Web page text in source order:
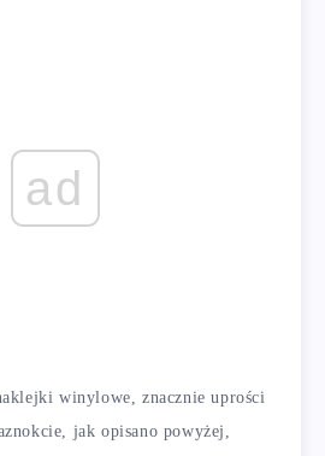
ad
winylowe, znacznie uprości
jak opisano powyżej,